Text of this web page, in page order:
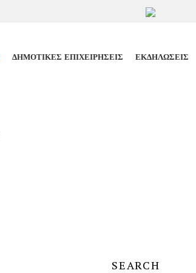
ΔΗΜΟΤΙΚΈΣ ΕΠΙΧΕΙΡΉΣΕΙΣ ΕΚΔΗΛΏΣΕΙΣ
SEARCH